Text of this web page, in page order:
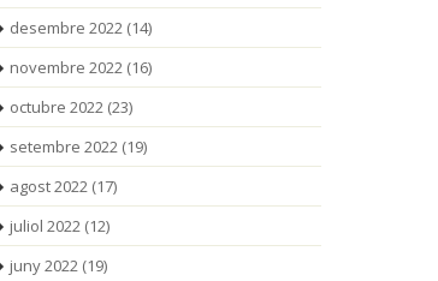
desembre 2022(14)
novembre 2022(16)
octubre 2022(23)
setembre 2022(19)
agost 2022(17)
juliol 2022(12)
juny 2022(19)